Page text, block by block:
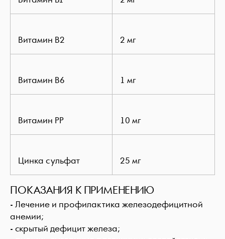
Витамин B2 2 мг
Витамин В6 1 мг
Витамин PP 10 мг
Цинка сульфат 25 мг
ПОКАЗАНИЯ К ПРИМЕНЕНИЮ
- Лечение и профилактика железодефицитной
анемии;
- скрытый дефицит железа;